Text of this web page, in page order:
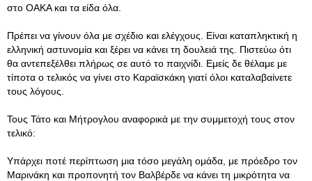
στο ΟΑΚΑ και τα είδα όλα.
Πρέπει να γίνουν όλα με σχέδιο και ελέγχους. Είναι καταπληκτική η
ελληνική αστυνομία και ξέρει να κάνει τη δουλειά της. Πιστεύω ότι
θα αντεπεξέλθει πλήρως σε αυτό το παιχνίδι. Εμείς δε θέλαμε με
τίποτα ο τελικός να γίνει στο Καραϊσκάκη γιατί όλοι καταλαβαίνετε
τους λόγους.
Τους Τάτο και Μήτρογλου αναφορικά με την συμμετοχή τους στον
τελικό:
Υπάρχει ποτέ περίπτωση μια τόσο μεγάλη ομάδα, με πρόεδρο τον
Μαρινάκη και προπονητή τον Βαλβέρδε να κάνει τη μικρότητα να